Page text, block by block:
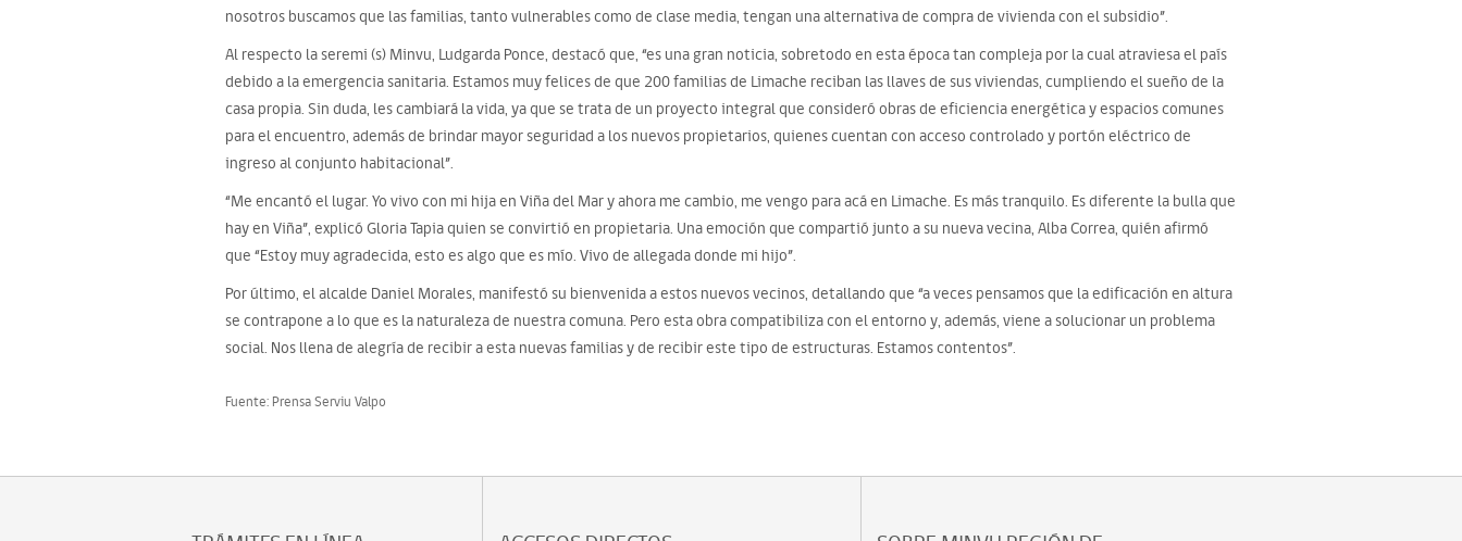
nosotros buscamos que las familias, tanto vulnerables como de clase media, tengan una alternativa de compra de vivienda con el subsidio”.
Al respecto la seremi (s) Minvu, Ludgarda Ponce, destacó que, “es una gran noticia, sobretodo en esta época tan compleja por la cual atraviesa el país
debido a la emergencia sanitaria. Estamos muy felices de que 200 familias de Limache reciban las llaves de sus viviendas, cumpliendo el sueño de la
casa propia. Sin duda, les cambiará la vida, ya que se trata de un proyecto integral que consideró obras de eficiencia energética y espacios comunes
para el encuentro, además de brindar mayor seguridad a los nuevos propietarios, quienes cuentan con acceso controlado y portón eléctrico de
ingreso al conjunto habitacional”.
“Me encantó el lugar. Yo vivo con mi hija en Viña del Mar y ahora me cambio, me vengo para acá en Limache. Es más tranquilo. Es diferente la bulla que
hay en Viña”, explicó Gloria Tapia quien se convirtió en propietaria. Una emoción que compartió junto a su nueva vecina, Alba Correa, quién afirmó
que “Estoy muy agradecida, esto es algo que es mío. Vivo de allegada donde mi hijo”.
Por último, el alcalde Daniel Morales, manifestó su bienvenida a estos nuevos vecinos, detallando que “a veces pensamos que la edificación en altura
se contrapone a lo que es la naturaleza de nuestra comuna. Pero esta obra compatibiliza con el entorno y, además, viene a solucionar un problema
social. Nos llena de alegría de recibir a esta nuevas familias y de recibir este tipo de estructuras. Estamos contentos”.
Fuente: Prensa Serviu Valpo